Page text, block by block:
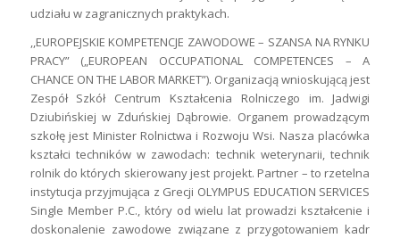
udziału w zagranicznych praktykach.
,,EUROPEJSKIE KOMPETENCJE ZAWODOWE – SZANSA NA RYNKU
PRACY” („EUROPEAN OCCUPATIONAL COMPETENCES – A
CHANCE ON THE LABOR MARKET”). Organizacją wnioskującą jest
Zespół Szkół Centrum Kształcenia Rolniczego im. Jadwigi
Dziubińskiej w Zduńskiej Dąbrowie. Organem prowadzącym
szkołę jest Minister Rolnictwa i Rozwoju Wsi. Nasza placówka
kształci techników w zawodach: technik weterynarii, technik
rolnik do których skierowany jest projekt. Partner – to rzetelna
instytucja przyjmująca z Grecji OLYMPUS EDUCATION SERVICES
Single Member P.C., który od wielu lat prowadzi kształcenie i
doskonalenie zawodowe związane z przygotowaniem kadr